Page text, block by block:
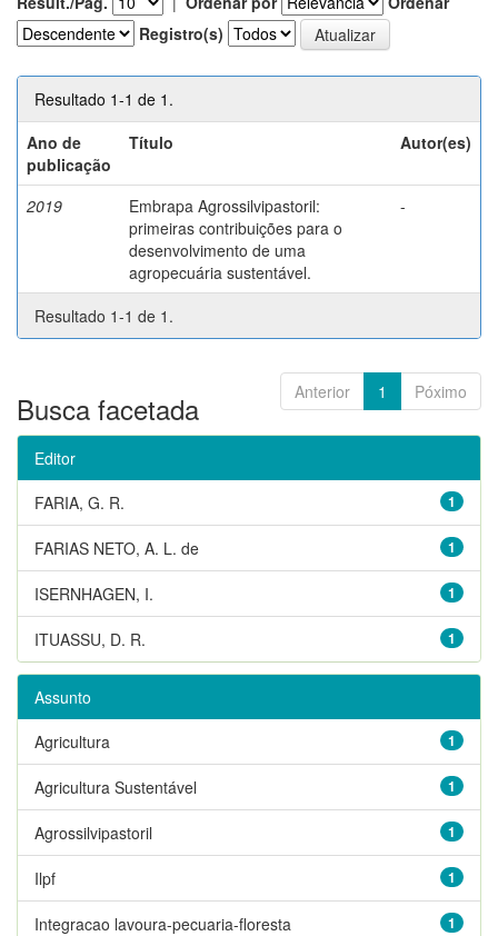
Registro(s)
Resultado 1-1 de 1.
Ano de
publicação
Título Autor(es)
2019
Embrapa Agrossilvipastoril:
primeiras contribuições para o
desenvolvimento de uma
agropecuária sustentável.
-
Resultado 1-1 de 1.
Anterior 1 Póximo
Busca facetada
Editor
1
FARIA, G. R.
1
FARIAS NETO, A. L. de
1
ISERNHAGEN, I.
1
ITUASSU, D. R.
Assunto
1
Agricultura
1
Agricultura Sustentável
1
Agrossilvipastoril
1
Ilpf
1
Integracao lavoura-pecuaria-floresta